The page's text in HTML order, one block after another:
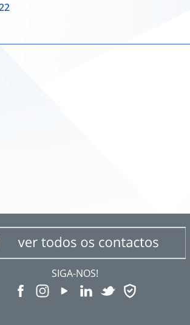
SIGA-NOS!